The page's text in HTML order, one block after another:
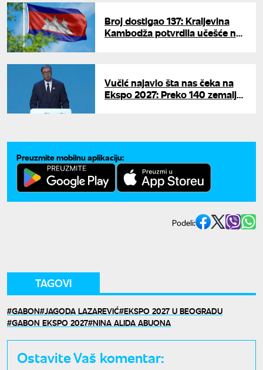
Broj dostigao 137: Kraljevina
Kambodža potvrdila učešće na
Vučić najavio šta nas čeka na
Ekspo 2027: Preko 140 zemalja
Preuzmite mobilnu aplikaciju:
Podeli:
TAGOVI
GABON JAGODA LAZAREVIĆ EKSPO 2027 U BEOGRADU
GABON EKSPO 2027 NINA ALIDA ABUONA
Ostavite Vaš komentar: